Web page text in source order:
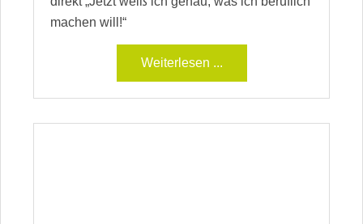
machen will!“
Weiterlesen ...